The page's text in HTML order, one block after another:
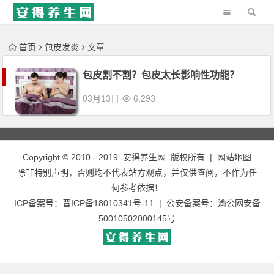
'); })();
首页 包皮发炎 文章
包皮割不割？包皮太长影响性功能？
03月13日 6,293
Copyright © 2010 - 2019 安得养生网 版权所有 |
网站地图
除非特别声明，否则均不代表站方观点，并仅供查阅，不作为任
何参考依据！
ICP备案号： 晋ICP备18010341号-11 | 公安备案号： 渝公网安备
50010502000145号